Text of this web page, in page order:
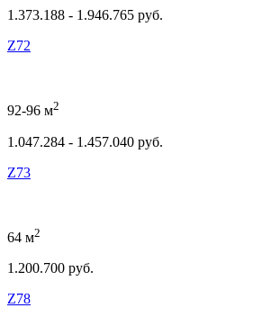
1.373.188 - 1.946.765 руб.
Z72
92-96 м2
1.047.284 - 1.457.040 руб.
Z73
64 м2
1.200.700 руб.
Z78